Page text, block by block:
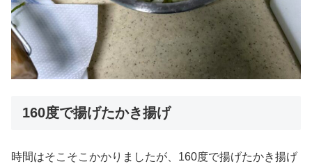
160度で揚げたかき揚げ
時間はそこそこかかりましたが、160度で揚げたかき揚げ